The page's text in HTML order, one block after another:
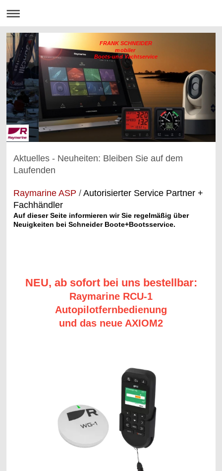
FRANK SCHNEIDER
mobiler
Boots-und Yachtservice
Aktuelles - Neuheiten: Bleiben Sie auf dem
Laufenden
Raymarine ASP / Autorisierter Service Partner +
Fachhändler
Auf dieser Seite informieren wir Sie regelmäßig über
Neuigkeiten bei Schneider Boote+Bootsservice.
NEU, ab sofort bei uns bestellbar:
Raymarine RCU-1
Autopilotfernbedienung
und das neue AXIOM2